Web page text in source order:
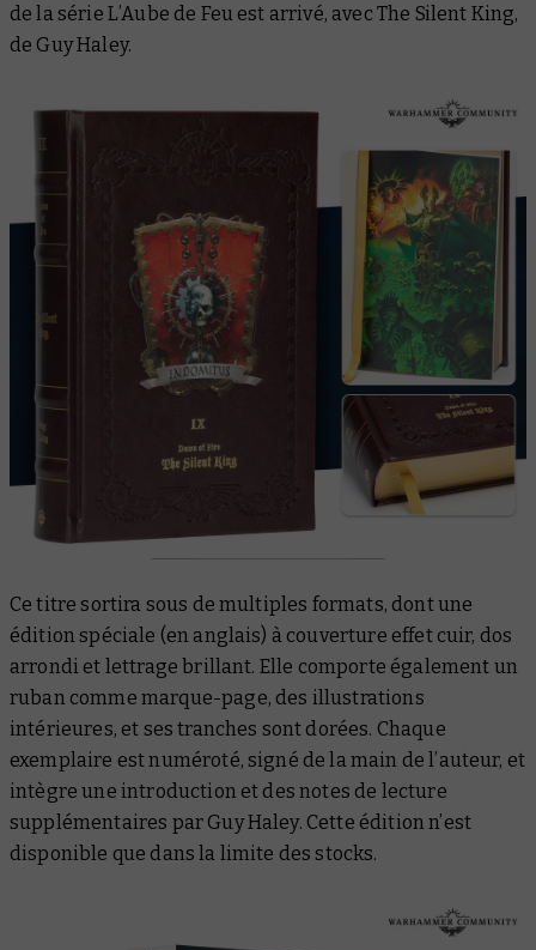
de la série L’Aube de Feu est arrivé, avecThe Silent King,
de Guy Haley.
Ce titre sortira sous de multiples formats, dont une
édition spéciale (en anglais) à couverture effet cuir, dos
arrondi et lettrage brillant. Elle comporte également un
ruban comme marque-page, des illustrations
intérieures, et ses tranches sont dorées. Chaque
exemplaire est numéroté, signé de la main de l’auteur, et
intègre une introduction et des notes de lecture
supplémentaires par Guy Haley. Cette édition n’est
disponible que dans la limite des stocks.